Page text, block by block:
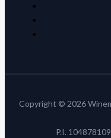
Copyright © 2026
P.I.